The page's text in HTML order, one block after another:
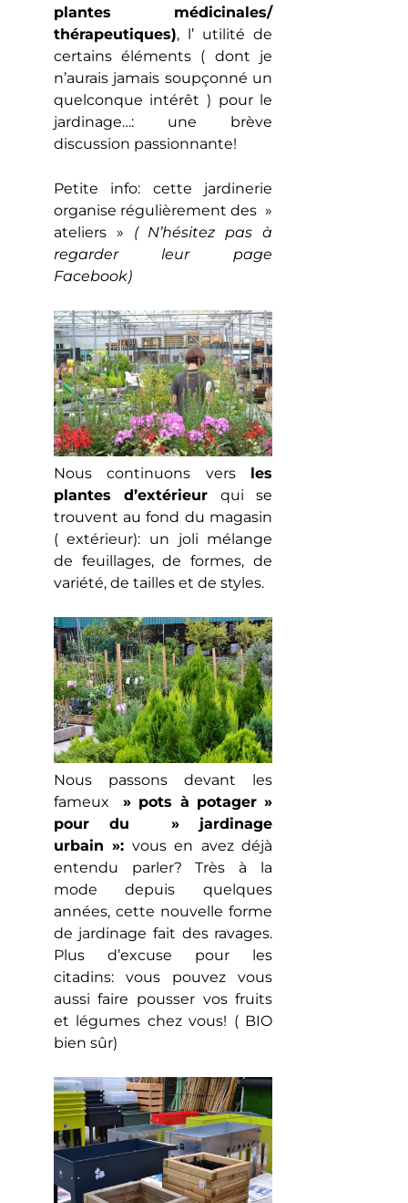
plantes médicinales/
thérapeutiques), l’ utilité de
certains éléments ( dont je
n’aurais jamais soupçonné un
quelconque intérêt ) pour le
jardinage…: une brève
discussion passionnante!
Petite info: cette jardinerie
organise régulièrement des »
ateliers » ( N’hésitez pas à
regarder leur page
Facebook)
Nous continuons vers les
plantes d’extérieurqui se
trouvent au fond du magasin
( extérieur): un joli mélange
de feuillages, de formes, de
variété, de tailles et de styles.
Nous passons devant les
fameux
» pots à potager »
pour du » jardinage
urbain »: vous en avez déjà
entendu parler? Très à la
mode depuis quelques
années, cette nouvelle forme
de jardinage fait des ravages.
Plus d’excuse pour les
citadins: vous pouvez vous
aussi faire pousser vos fruits
et légumes chez vous! ( BIO
bien sûr)